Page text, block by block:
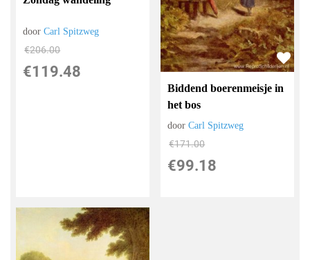
doorCarl Spitzweg
€206.00
€119.48
Biddend boerenmeisje in
het bos
doorCarl Spitzweg
€171.00
€99.18